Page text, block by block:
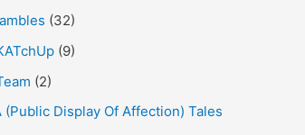
(32)
(9)
(2)
(Public Display Of Affection) Tales